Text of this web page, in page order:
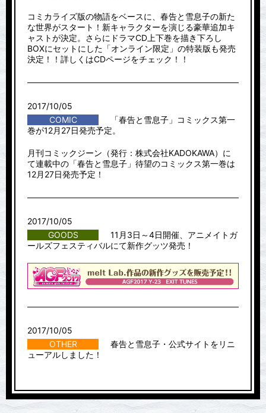
コミカライズ版の物語をベースに、春告と雪息子の新た
な世界がスタート！新キャラクターを演じる豪華追加キ
ャストが決定。さらにドラマCD上下巻を描き下ろし
BOXにセットにした「オンライン限定」の特装版も発売
決定！！詳しくはCDページをチェック！！
2017/10/05
COMIC
「春告と雪息子」コミックス第一
巻が12月27日発売予定。
月刊コミックジーン（発行：株式会社KADOKAWA）に
て連載中の「春告と雪息子」待望のコミックス第一巻は
12月27日発売予定！
2017/10/05
GOODS
11月3日～4日開催、アニメイトガ
ールズフェスティバルにて新作グッツ発売！
2017/10/05
OTHER
春告と雪息子・公式サイトをリニ
ューアルしました！